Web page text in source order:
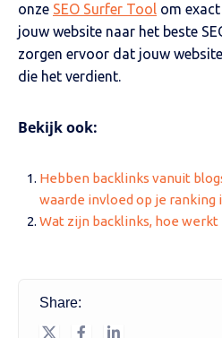
onze SEO Surfer Tool om
jouw website naar het beste
zorgen ervoor dat jouw
die het verdient.
Bekijk ook:
Hebben backlinks vanuit
waarde invloed op je ranking
Wat zijn backlinks, hoe
Share: